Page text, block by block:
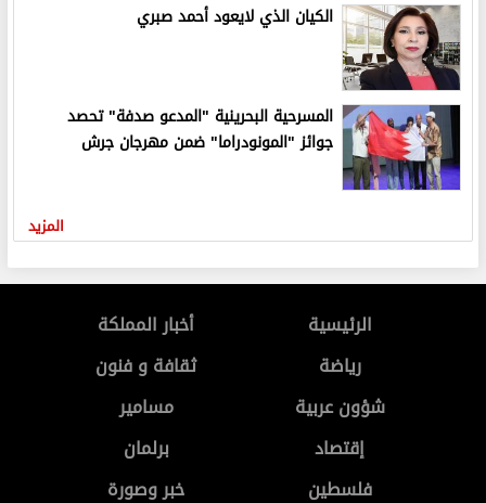
الكيان الذي لايعود أحمد صبري
المسرحية البحرينية "المدعو صدفة" تحصد
جوائز "المونودراما" ضمن مهرجان جرش
المزيد
الرئيسية
أخبار المملكة
رياضة
ثقافة و فنون
شؤون عربية
مسامير
إقتصاد
برلمان
فلسطين
خبر وصورة